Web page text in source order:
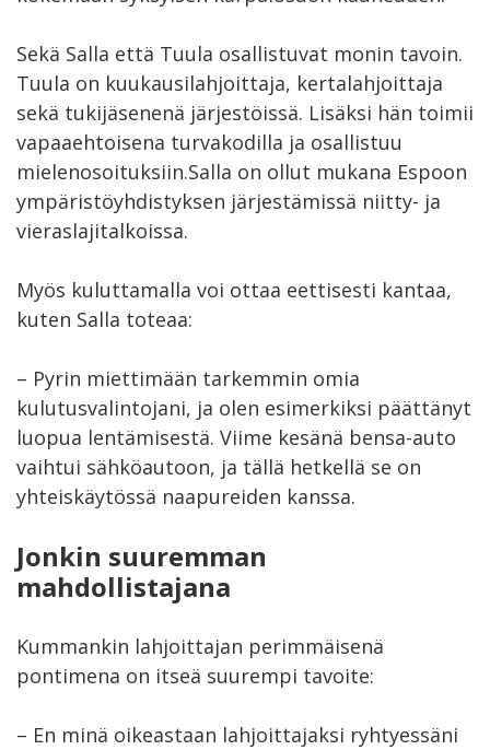
Sekä Salla että Tuula osallistuvat monin tavoin.
Tuula on kuukausilahjoittaja, kertalahjoittaja
sekä tukijäsenenä järjestöissä. Lisäksi hän toimii
vapaaehtoisena turvakodilla ja osallistuu
mielenosoituksiin.Salla on ollut mukana Espoon
ympäristöyhdistyksen järjestämissä niitty- ja
vieraslajitalkoissa.
Myös kuluttamalla voi ottaa eettisesti kantaa,
kuten Salla toteaa:
– Pyrin miettimään tarkemmin omia
kulutusvalintojani, ja olen esimerkiksi päättänyt
luopua lentämisestä. Viime kesänä bensa-auto
vaihtui sähköautoon, ja tällä hetkellä se on
yhteiskäytössä naapureiden kanssa.
Jonkin suuremman
mahdollistajana
Kummankin lahjoittajan perimmäisenä
pontimena on itseä suurempi tavoite:
– En minä oikeastaan lahjoittajaksi ryhtyessäni